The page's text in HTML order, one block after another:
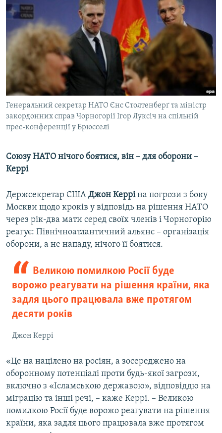
Генеральний секретар НАТО Єнс Столтенберґ та міністр
закордонних справ Чорногорії Ігор Луксіч на спільній
прес-конференції у Брюсселі
Союзу НАТО нічого боятися, він – для оборони –
Керрі
Держсекретар США Джон Керріна погрози з боку
Москви щодо кроків у відповідь на рішення НАТО
через рік-два мати серед своїх членів і Чорногорію
реагує: Північноатлантичний альянс – організація
оборони, а не нападу, нічого її боятися.
Великою помилкою Росії буде
ворожо реагувати на рішення країни, яка
задля цього працювала вже протягом
десяти років
Джон Керрі
«Це на націлено на росіян, а зосереджено на
оборонному потенціалі проти будь-якої загрози,
включно з «Ісламською державою», відповіддю на
міграцію та інші речі, – каже Керрі. – Великою
помилкою Росії буде ворожо реагувати на рішення
країни, яка задля цього працювала вже протягом